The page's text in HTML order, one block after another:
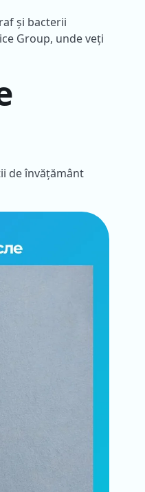
și bacterii
Group, unde veți
de învățământ